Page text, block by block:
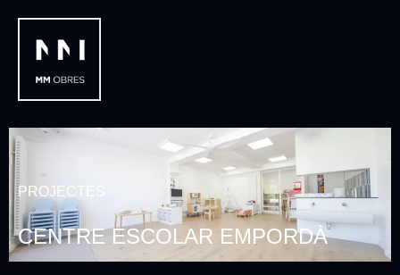
PROJECTES
CENTRE ESCOLAR EMPORDÀ